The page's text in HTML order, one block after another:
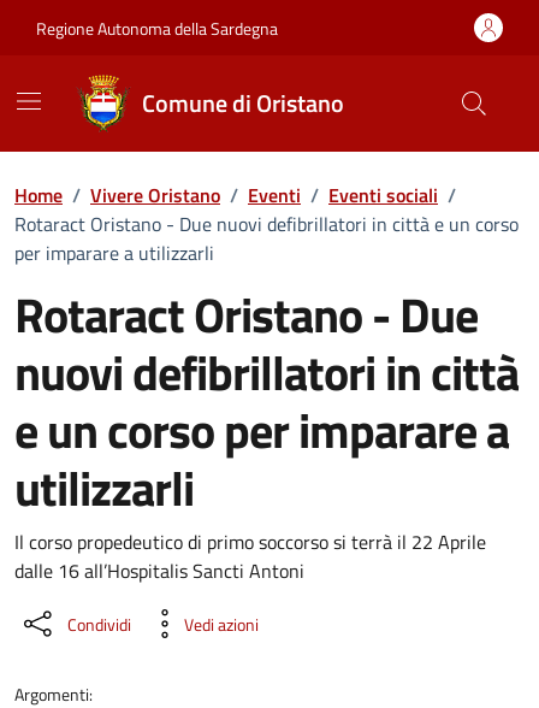
Regione Autonoma della Sardegna
Comune di Oristano
Home / Vivere Oristano / Eventi / Eventi sociali /
Rotaract Oristano - Due nuovi defibrillatori in città e un corso
per imparare a utilizzarli
Rotaract Oristano - Due
nuovi defibrillatori in città
e un corso per imparare a
utilizzarli
Dettaglio dell'evento
Il corso propedeutico di primo soccorso si terrà il 22 Aprile
dalle 16 all’Hospitalis Sancti Antoni
Condividi Vedi azioni
Argomenti: